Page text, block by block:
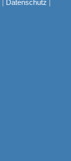
| Datenschutz |